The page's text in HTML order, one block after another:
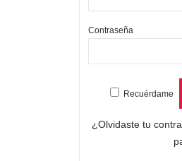
Contraseña
Recuérdame
¿Olvidaste tu